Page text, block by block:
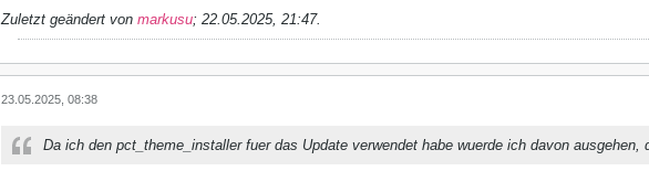
Zuletzt geändert von markusu; 22.05.2025, 21:47.
23.05.2025, 08:38
Da ich den pct_theme_installer fuer das Update verwendet habe wuerde ich davon